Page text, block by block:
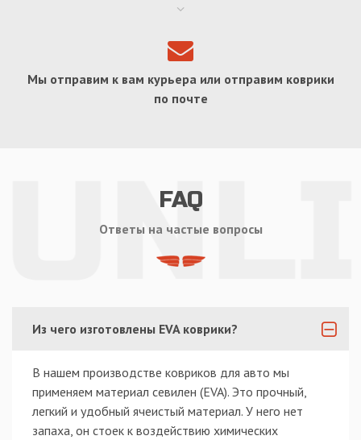
Мы отправим к вам курьера или отправим коврики
по почте
FAQ
Ответы на частые вопросы
Из чего изготовлены EVA коврики?
В нашем производстве ковриков для авто мы
применяем материал севилен (EVA). Это прочный,
легкий и удобный ячеистый материал. У него нет
запаха, он стоек к воздействию химических